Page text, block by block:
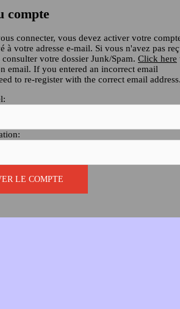
compte
connecter, vous devez activer votre
à votre adresse e-mail. Si vous n'avez pas
votre dossier Junk/Spam. Click here
email. If you entered an incorrect email
to re-register with the correct email